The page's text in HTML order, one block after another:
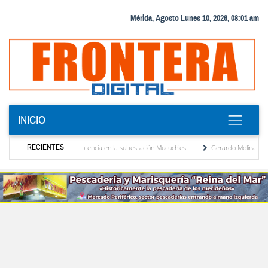
Mérida, Agosto Lunes 10, 2026, 08:01 am
INICIO
RECIENTESde potencia en la subestación Mucuchies
Gerardo Molina: “El